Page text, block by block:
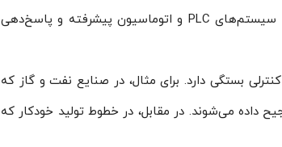
الکترومغناطیسی مصون هستند. از سوی دیگر، شیرهای برقی پنوماتیک قابلیت کنترل از راه دور، یکپارچگی با سیستم‌های PLC و اتوماسیون پیشرفته و پاسخ‌دهی
بستگی دارد. برای مثال، در صنایع نفت و گاز که
داده می‌شوند. در مقابل، در خطوط تولید خودکار که